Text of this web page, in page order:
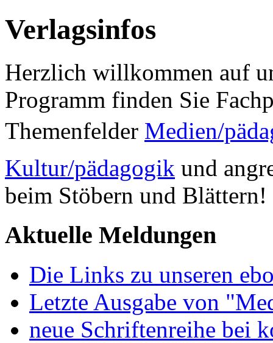
Verlagsinfos
Herzlich willkommen auf
Programm finden Sie
Themenfelder Medien/
Kultur/pädagogik und
beim Stöbern und Blättern!
Aktuelle Meldungen
Die Links zu unseren
Letzte Ausgabe von
neue Schriftenreihe bei